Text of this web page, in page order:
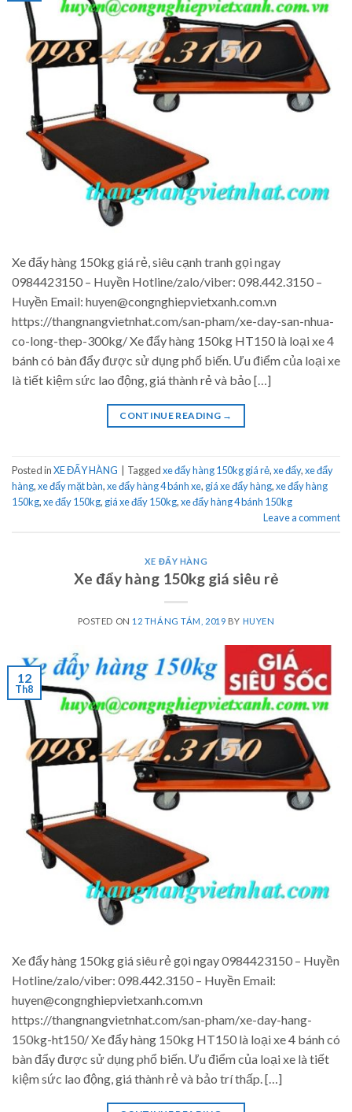
Xe đẩy hàng 150kg giá rẻ, siêu cạnh tranh gọi ngay
0984423150 – Huyền Hotline/zalo/viber: 098.442.3150 –
Huyền Email: huyen@congnghiepvietxanh.com.vn
https://thangnangvietnhat.com/san-pham/xe-day-san-nhua-
co-long-thep-300kg/ Xe đẩy hàng 150kg HT150 là loại xe 4
bánh có bàn đẩy được sử dụng phổ biến. Ưu điểm của loại xe
là tiết kiệm sức lao động, giá thành rẻ và bảo […]
CONTINUE READING →
Posted inXE ĐẨY HÀNG Taggedxe đẩy hàng 150kg giá rẻ,xe đẩy,xe đẩy
hàng,xe đẩy mặt bàn,xe đẩy hàng 4 bánh xe, giá xe đẩy hàng,xe đẩy hàng
150kg,xe đẩy 150kg, giá xe đẩy 150kg,xe đẩy hàng 4 bánh 150kg
Leave a comment
XE ĐẨY HÀNG
Xe đẩy hàng 150kg giá siêu rẻ
POSTED ON 12 THÁNG TÁM, 2019 BY HUYEN
12
Th8
Xe đẩy hàng 150kg giá siêu rẻ gọi ngay 0984423150 – Huyền
Hotline/zalo/viber: 098.442.3150 – Huyền Email:
huyen@congnghiepvietxanh.com.vn
https://thangnangvietnhat.com/san-pham/xe-day-hang-
150kg-ht150/ Xe đẩy hàng 150kg HT150 là loại xe 4 bánh có
bàn đẩy được sử dụng phổ biến. Ưu điểm của loại xe là tiết
kiệm sức lao động, giá thành rẻ và bảo trí thấp. […]